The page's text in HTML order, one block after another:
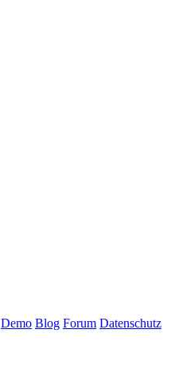
Demo Blog Forum Datenschutz